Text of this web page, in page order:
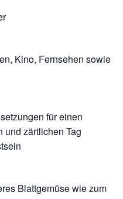
Kino, Fernsehen sowie
für einen
und zärtlichen Tag
Blattgemüse wie zum